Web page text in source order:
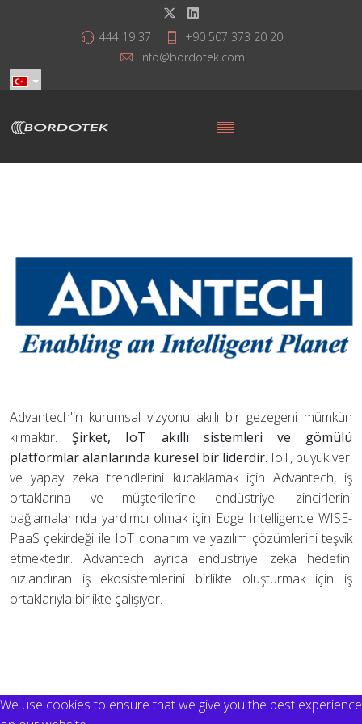
444 19 37
+90 507 373 20 20
info@bordotek.com
Advantech'in kurumsal vizyonu akıllı bir gezegeni mümkün
kılmaktır.Şirket, IoT akıllı sistemleri ve gömülü
platformlar alanlarında küresel bir liderdir. IoT, büyük veri
ve yapay zeka trendlerini kucaklamak için Advantech, iş
ortaklarına ve müşterilerine endüstriyel zincirlerini
bağlamalarında yardımcı olmak için Edge Intelligence WISE-
PaaS çekirdeği ile IoT donanım ve yazılım çözümlerini teşvik
etmektedir. Advantech ayrıca endüstriyel zeka hedefini
hızlandıran iş ekosistemlerini birlikte oluşturmak için iş
ortaklarıyla birlikte çalışıyor.
We use cookies to ensure that we give you the best experience